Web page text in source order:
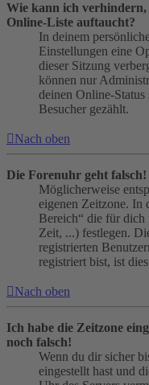
Wie kann ich verhindern,
Online-Liste auftaucht?
In deinem
Einstellungen eine
dieser Sitzung
können nur
deinen Online-
Besucher gezählt.
Nach oben
Die Forenuhr geht falsch!
Möglicherweise
eigenen Zeitzone. In
Bereich“ die für dich
Zeit, ...) festlegen.
registrierten
registriert bist, ist
Nach oben
Ich habe die Zeitzone
noch falsch!
Wenn du dir sicher
eingestellt hast und